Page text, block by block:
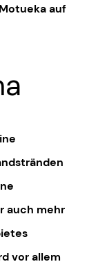
auf
auch mehr
vor allem